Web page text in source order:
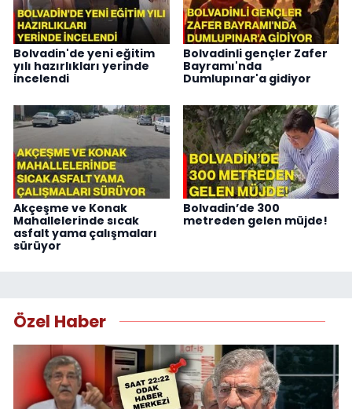
Bolvadin'de yeni eğitim
yılı hazırlıkları yerinde
incelendi
Bolvadinli gençler Zafer
Bayramı'nda
Dumlupınar'a gidiyor
Akçeşme ve Konak
Mahallelerinde sıcak
asfalt yama çalışmaları
sürüyor
Bolvadin’de 300
metreden gelen müjde!
Özel Haber